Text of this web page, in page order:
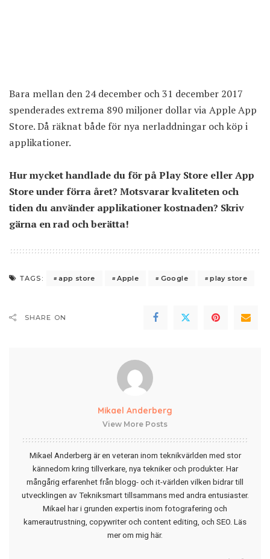
Bara mellan den 24 december och 31 december 2017
spenderades extrema 890 miljoner dollar via AppleApp
Store. Då räknat både för nya nerladdningar och köp i
applikationer.
Hur mycket handlade du för på Play Store eller App
Store under förra året? Motsvarar kvaliteten och
tiden du använder applikationer kostnaden? Skriv
gärna en rad och berätta!
TAGS: app store Apple Google play store
SHARE ON
Mikael Anderberg
View More Posts
Mikael Anderberg är en veteran inom teknikvärlden med stor
kännedom kring tillverkare, nya tekniker och produkter. Har
mångårig erfarenhet från blogg- och it-världen vilken bidrar till
utvecklingen av Tekniksmart tillsammans med andra entusiaster.
Mikael har i grunden expertis inom fotografering och
kamerautrustning, copywriter och content editing, och SEO. Läs
mer om mig här.